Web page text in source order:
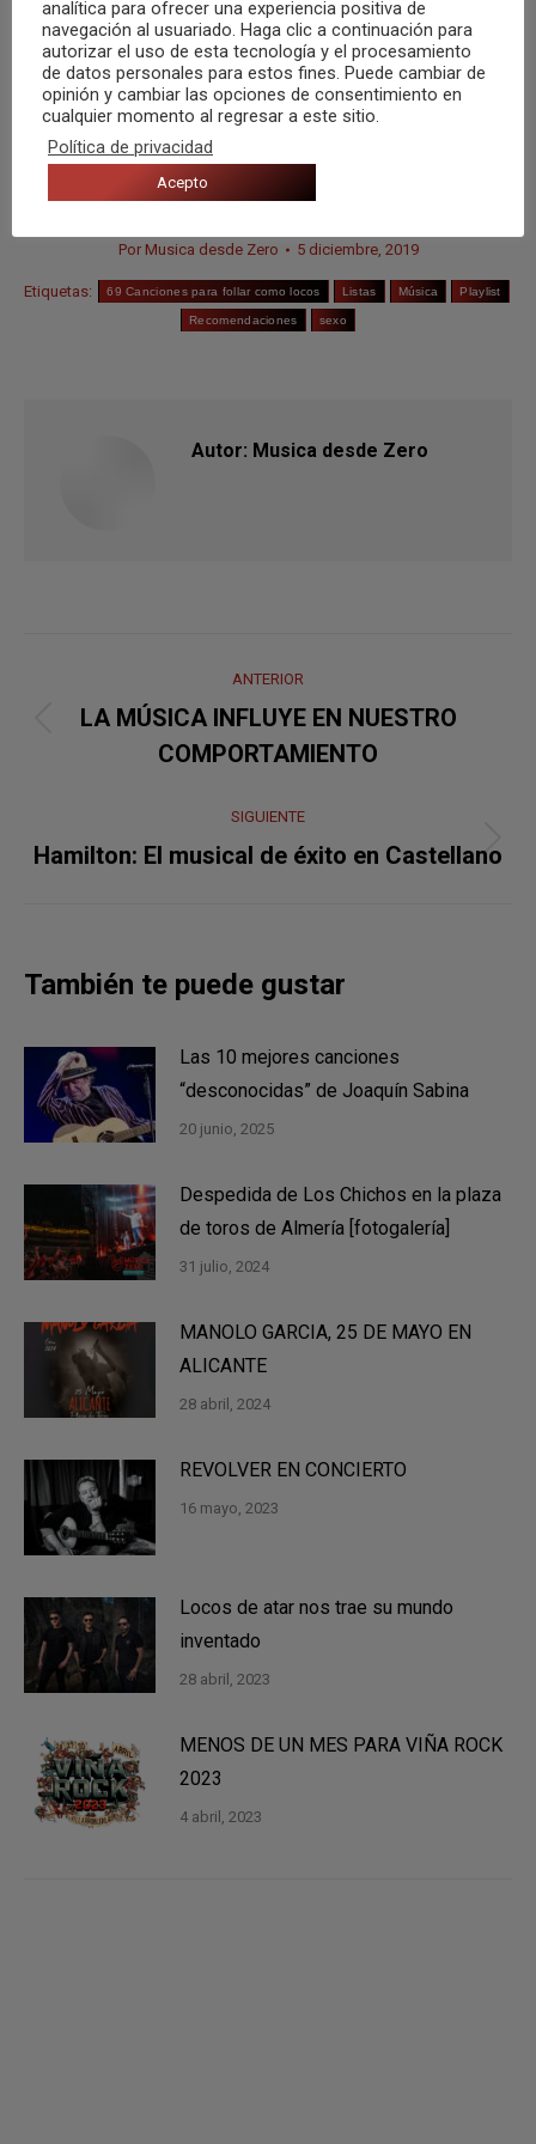
que yo más quiero»
Compartir
Por Musica desde Zero 5 diciembre, 2019
Etiquetas: 69 Canciones para follar como locos Listas Música Playlist
Recomendaciones sexo
Autor: Musica desde Zero
entre
publicaciones
ANTERIOR
Publicación
anterior:
LA MÚSICA INFLUYE EN NUESTRO
COMPORTAMIENTO
SIGUIENTE
Publicación
Hamilton: El musical de éxito en Castellano
También te puede gustar
Las 10 mejores canciones
“desconocidas” de Joaquín Sabina
20 junio, 2025
Despedida de Los Chichos en la plaza
de toros de Almería [fotogalería]
31 julio, 2024
MANOLO GARCIA, 25 DE MAYO EN
ALICANTE
28 abril, 2024
REVOLVER EN CONCIERTO
16 mayo, 2023
Locos de atar nos trae su mundo
inventado
28 abril, 2023
MENOS DE UN MES PARA VIÑA ROCK
2023
4 abril, 2023
analítica para ofrecer una experiencia positiva de
navegación al usuariado. Haga clic a continuación para
autorizar el uso de esta tecnología y el procesamiento
de datos personales para estos fines. Puede cambiar de
opinión y cambiar las opciones de consentimiento en
cualquier momento al regresar a este sitio.
Política de privacidad
Acepto